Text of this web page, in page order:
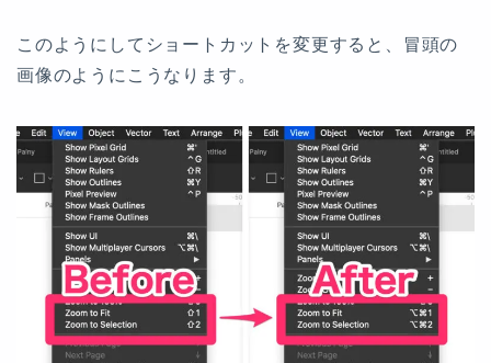
このようにしてショートカットを変更すると、冒頭の
画像のようにこうなります。